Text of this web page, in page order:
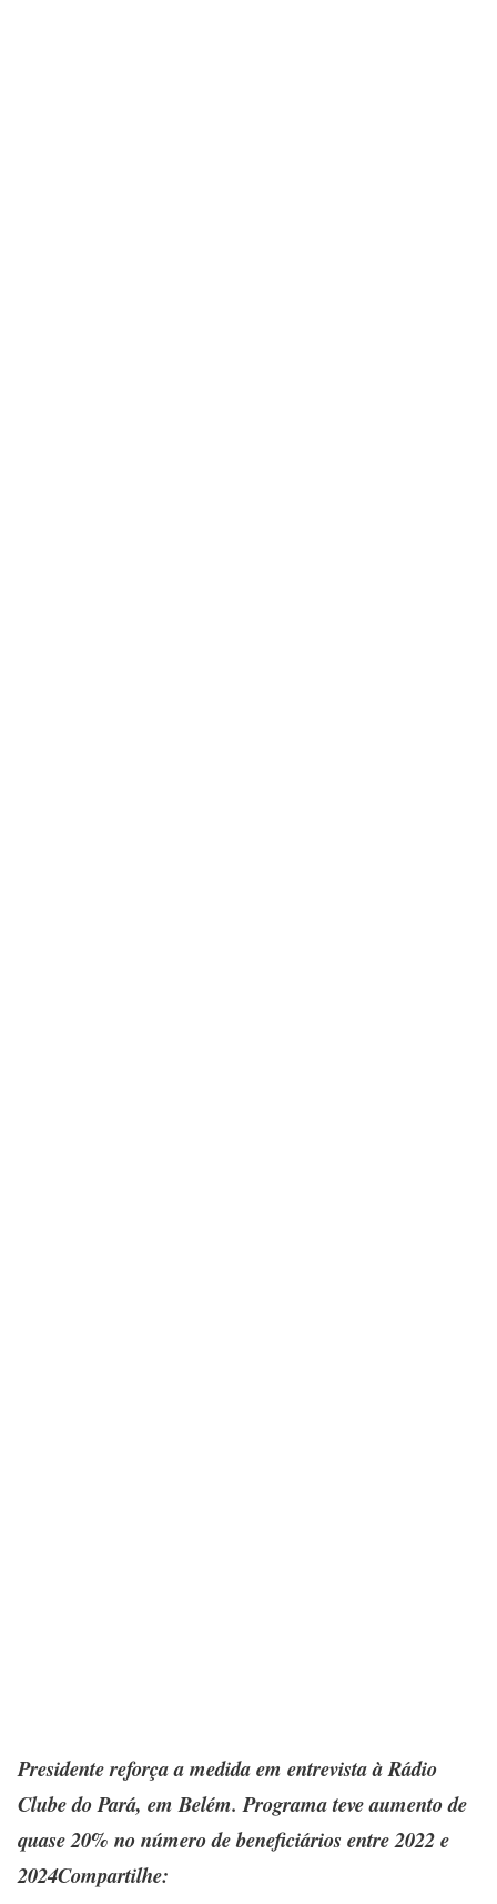
Presidente reforça a medida em entrevista à Rádio
Clube do Pará, em Belém. Programa teve aumento de
quase 20% no número de beneficiários entre 2022 e
2024Compartilhe: